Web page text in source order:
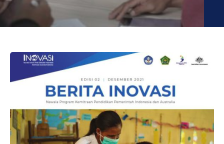
Berita INOVASI Edisi II/Des 2021